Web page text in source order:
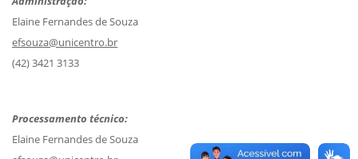
Elaine Fernandes de Souza
efsouza@unicentro.br
(42) 3421 3133
Processamento técnico:
Elaine Fernandes de Souza